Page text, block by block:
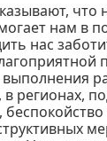
что
нам в
нас
регионах,